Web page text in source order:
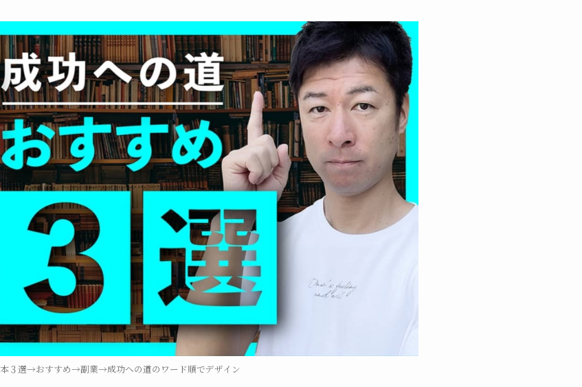
本３選→おすすめ→副業→成功への道のワード順でデザイン